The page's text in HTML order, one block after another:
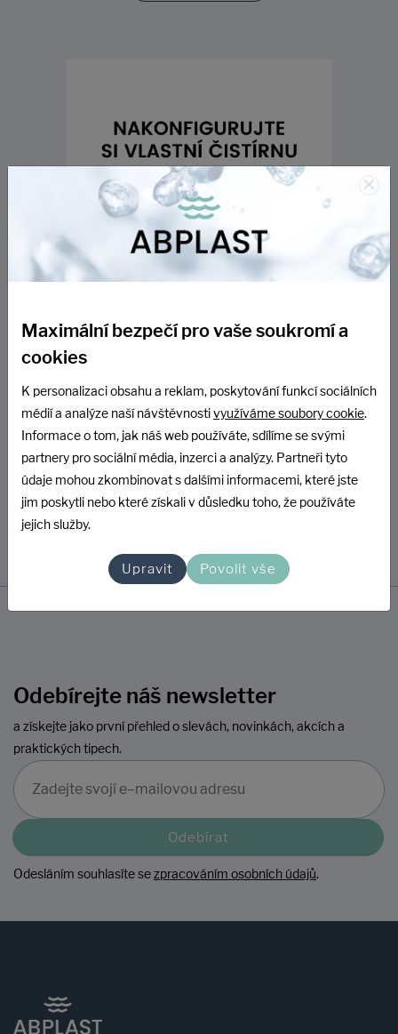
Odebírejte náš newsletter
a získejte jako první přehled o slevách, novinkách, akcích a
praktických tipech.
Odebírat
Odesláním souhlasíte sezpracováním osobních údajů.
×
Maximální bezpečí pro vaše soukromí a
cookies
K personalizaci obsahu a reklam, poskytování funkcí sociálních
médií a analýze naší návštěvnostivyužíváme soubory cookie.
Informace o tom, jak náš web používáte, sdílíme se svými
partnery pro sociální média, inzerci a analýzy. Partneři tyto
údaje mohou zkombinovat s dalšími informacemi, které jste
jim poskytli nebo které získali v důsledku toho, že používáte
jejich služby.
Upravit Povolit vše